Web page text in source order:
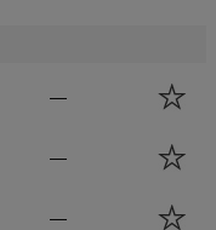
—
—
—